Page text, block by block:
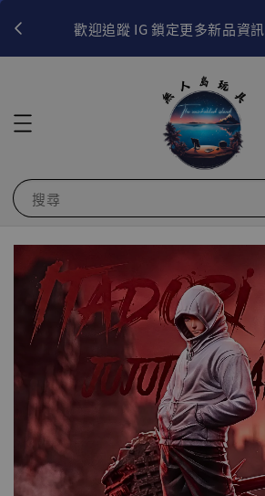
歡迎追蹤 IG 鎖定更多新品資訊
搜尋